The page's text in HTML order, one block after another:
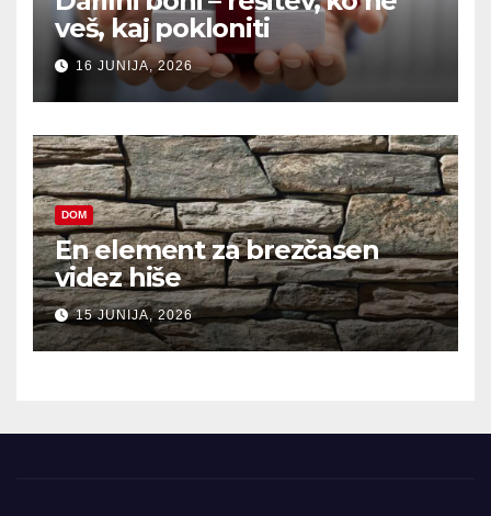
veš, kaj pokloniti
16 JUNIJA, 2026
DOM
En element za brezčasen
videz hiše
15 JUNIJA, 2026